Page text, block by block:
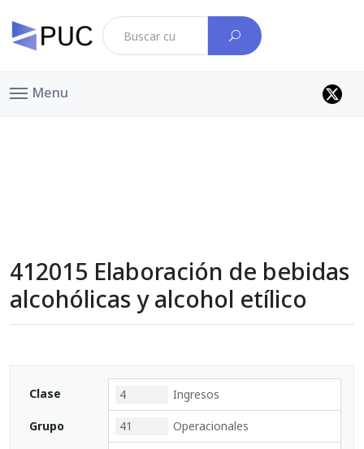
Menu
412015 Elaboración de bebidas
alcohólicas y alcohol etílico
Clase 4 Ingresos
Grupo 41 Operacionales